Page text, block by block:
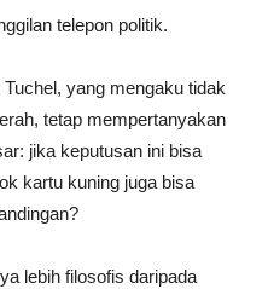
telepon politik.
yang mengaku tidak
tetap mempertanyakan
jika keputusan ini bisa
kartu kuning juga bisa
lebih filosofis daripada